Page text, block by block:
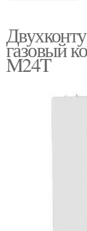
газовый
M24T